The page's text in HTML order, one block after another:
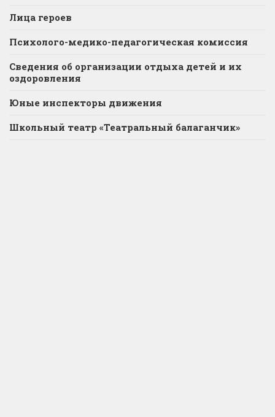
Лица героев
Психолого-медико-педагогическая комиссия
Сведения об организации отдыха детей и их
оздоровления
Юные инспекторы движения
Школьный театр «Театральный балаганчик»